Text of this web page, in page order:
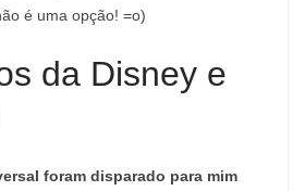
é uma opção! =o)
da Disney e
foram disparado para mim